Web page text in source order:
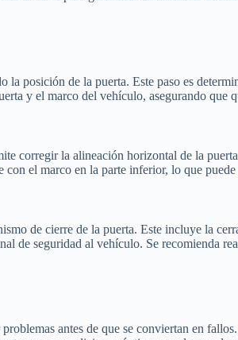
posición de la puerta. Este paso es
y el marco del vehículo, asegurando que
corregir la alineación horizontal de la
el marco en la parte inferior, lo que
de cierre de la puerta. Este incluye la
de seguridad al vehículo. Se recomienda
antes de que se conviertan en